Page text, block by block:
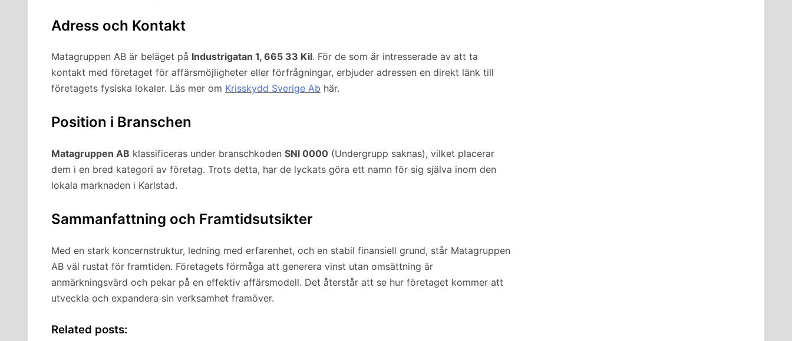
Adress och Kontakt
Matagruppen AB är beläget på Industrigatan 1, 665 33 Kil. För de som är intresserade av att ta
kontakt med företaget för affärsmöjligheter eller förfrågningar, erbjuder adressen en direkt länk till
företagets fysiska lokaler. Läs mer om Krisskydd Sverige Ab här.
Position i Branschen
Matagruppen AB klassificeras under branschkoden SNI 0000 (Undergrupp saknas), vilket placerar
dem i en bred kategori av företag. Trots detta, har de lyckats göra ett namn för sig själva inom den
lokala marknaden i Karlstad.
Sammanfattning och Framtidsutsikter
Med en stark koncernstruktur, ledning med erfarenhet, och en stabil finansiell grund, står Matagruppen
AB väl rustat för framtiden. Företagets förmåga att generera vinst utan omsättning är
anmärkningsvärd och pekar på en effektiv affärsmodell. Det återstår att se hur företaget kommer att
utveckla och expandera sin verksamhet framöver.
Related posts: